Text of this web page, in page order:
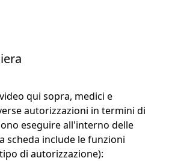
qui sopra, medici e
autorizzazioni in termini di
eseguire all'interno delle
scheda include le funzioni
di autorizzazione):